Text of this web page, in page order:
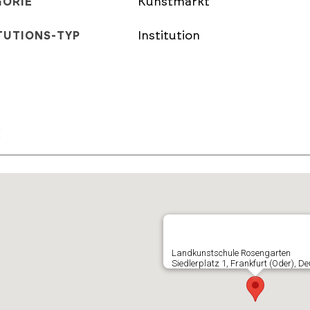
TYP Institution
Landkunstschule Rosengarten
Siedlerplatz 1, Frankfurt (Oder),